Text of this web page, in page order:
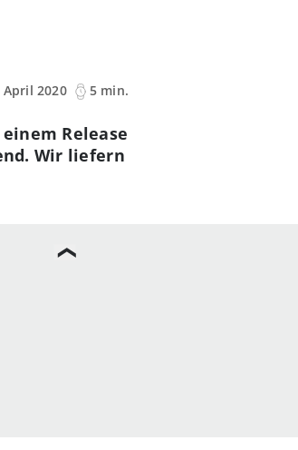
April 2020
5 min.
Release
Wir liefern